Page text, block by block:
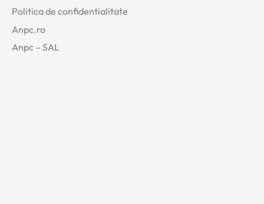
Politica de confidentialitate
Anpc.ro
Anpc – SAL